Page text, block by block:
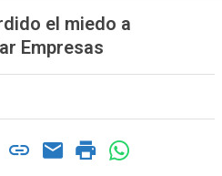
el miedo a
Empresas